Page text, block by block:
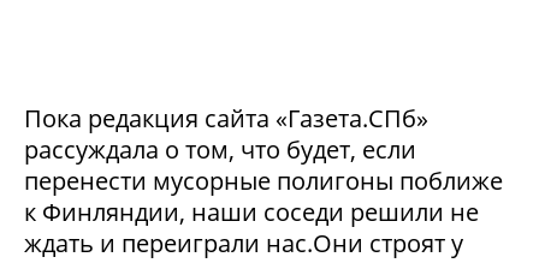
Пока редакция сайта «Газета.СПб»
рассуждала о том, что будет, если
перенести мусорные полигоны поближе
к Финляндии, наши соседи решили не
ждать и переиграли нас.Они строят у